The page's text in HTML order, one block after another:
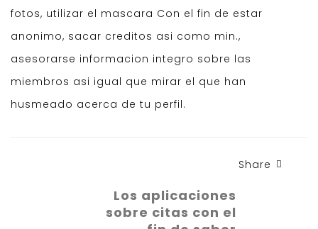
fotos, utilizar el mascara Con el fin de estar
anonimo, sacar creditos asi como min.,
asesorarse informacion integro sobre las
miembros asi igual que mirar el que han
husmeado acerca de tu perfil.
Share
Los aplicaciones
sobre citas con el